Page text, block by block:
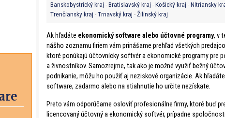
Banskobystrický kraj Bratislavský kraj Košický kraj Nitriansky
Trenčiansky kraj
Trnavský kraj Žilinský kraj
Ak hľadáte ekonomický software alebo účtovné programy, v
nášho zoznamu firiem vám prinášame prehľad všetkých
ktoré ponúkajú účtovnícky softvér a ekonomické programy pre
a živnostníkov. Samozrejme, tak ako je možné využiť bežný
podnikanie, môžu ho použiť aj neziskové organizácie. Ak
software, zadarmo alebo na stiahnutie ho určite nezískate.
Preto vám odporúčame osloviť profesionálne firmy, ktoré buď
licencovaný účtovný a ekonomický softvér, prípadne